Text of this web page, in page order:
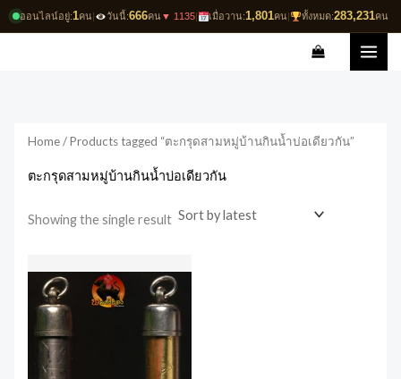
ออนไลน์อยู่:1คน| วันนี้:666คน▼ 1135| เมื่อวาน:1,801คน| ทั้งหมด:283,231คน
Skip
to
Home/ Products tagged “ตะกรุดสามหมู่บ้านกินน้ำบ่อเดียวกัน”
ตะกรุดสามหมู่บ้านกินน้ำบ่อเดียวกัน
Showing the single result